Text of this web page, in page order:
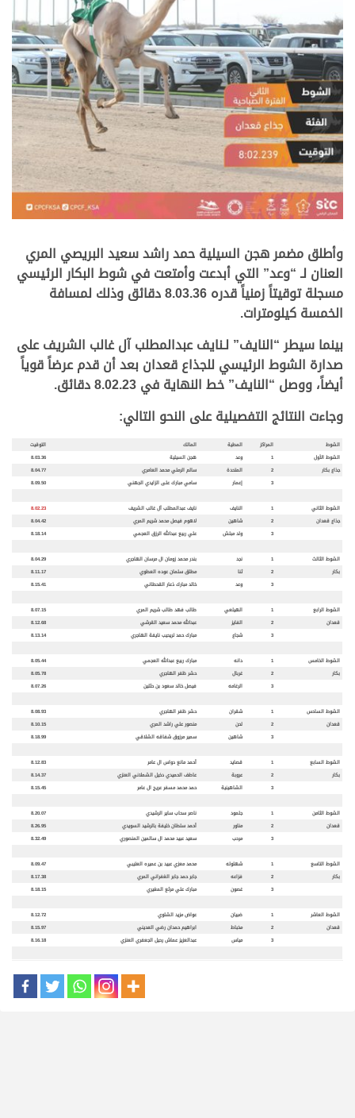
وأطلق مضمر هجن السيلية حمد راشد سعيد البريصي المري
العنان لـ “وعد” التي أبدعت وأمتعت في شوط البكار الرئيسي
مسجلة توقيتاً زمنياً قدره 8.03.36 دقائق وذلك لمسافة
الخمسة كيلومترات.
بينما سيطر “النايف” لـنايف عبدالمطلب آل غالب الشريف على
صدارة الشوط الرئيسي للجذاع قعدان بعد أن قدم عرضاً قوياً
أيضاً، ووصل “النايف” خط النهاية في 8.02.23 دقائق.
وجاءت النتائج التفصيلية على النحو التالي:
الشوط المراكز المطية المالك
التوقيت
الشوط الأول
1 وعد هجن السيلية
8.03.36
جذاع بكار
2 المتحدة سالم الرملي محمد العامري
8.04.77
3
إعمار سامي مبارك على الزايدي الجهني 8.09.50
الشوط الثاني 1 النايف نايف عبدالمطلب آل غالب الشريف
8.02.23
جذاع قعدان
2 شاهين لاهوم فيصل محمد شريم المري
8.04.42
3
ولد مبلش علي ربيع عبدالله الرزق العجمي 8.18.14
الشوط الثالث 1 نجد بندر محمد زومان ال مرسان الهاجري
8.04.29
بكار
2 ثنا مطلق سلمان عوده العطوي
8.11.17
3
وعد خالد مبارك ذعار القحطاني 8.15.41
الشوط الرابع 1 الهيلعي طالب فهد طالب شريم المري
8.07.15
قعدان
2 الفايز عبدالله محمد سعيد القرشي
8.12.68
3
شجاع مبارك حمد تريحيب نايفة الهاجري 8.13.14
الشوط الخامس 1 دانه مبارك ربيع عبدالله العجمي
8.05.44
بكار
2 غربال حشر ظفر الهاجري
8.05.78
3
الرغامه فيصل خالد سعود بن حثلين 8.07.26
الشوط السادس 1 شقران حشر ظفر الهاجري
8.08.93
قعدان
2 لحن منصور علي راشد المري
8.10.15
3
شاهين سمير مرزوق شفاقه الشلاقي 8.18.99
الشوط السابع 1 قصايد أحمد مانع دواس ال عامر
8.12.83
بكار
2 عروبة عاطف الحميدي دخيل الشملاني العنزي
8.14.37
3
الشاهينية حمد محمد مسفر عريج ال عامر 8.15.45
الشوط الثامن 1 جلمود ناصر سحاب ساير الرشيدي
8.20.07
قعدان
2 مناور أحمد سلطان خليفة بالرشيد السويدي
8.26.95
3
مرحب سعيد عبيد محمد ال سالمين المنصوري 8.32.49
الشوط التاسع 1 شهلوله محمد معزي عبيد بن عميره العتيبي
8.09.47
بكار
2 فزاعه جابر حمد جابر الغفراني المري
8.17.38
3
غصون مبارك علي مرثع المغيري 8.18.15
الشوط العاشر 1 ضبيان عواض مزيد الشلوي
8.12.72
قعدان
2 مخباط ابراهيم حمدان رضي العديني
8.15.97
3
مياس عبدالعزيز عماش رحيل الجعفري العنزي 8.16.18